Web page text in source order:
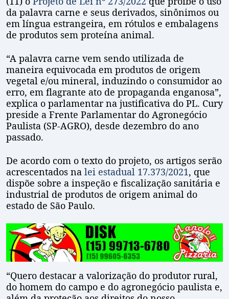
da palavra carne e seus derivados, sinônimos ou
em língua estrangeira, em rótulos e embalagens
de produtos sem proteína animal.
“A palavra carne vem sendo utilizada de
maneira equivocada em produtos de origem
vegetal e/ou mineral, induzindo o consumidor ao
erro, em flagrante ato de propaganda enganosa”,
explica o parlamentar na justificativa do PL. Cury
preside a Frente Parlamentar do Agronegócio
Paulista (SP-AGRO), desde dezembro do ano
passado.
De acordo com o texto do projeto, os artigos serão
acrescentados na lei estadual 17.373/2021, que
dispõe sobre a inspeção e fiscalização sanitária e
industrial de produtos de origem animal do
estado de São Paulo.
“Quero destacar a valorização do produtor rural,
do homem do campo e do agronegócio paulista e,